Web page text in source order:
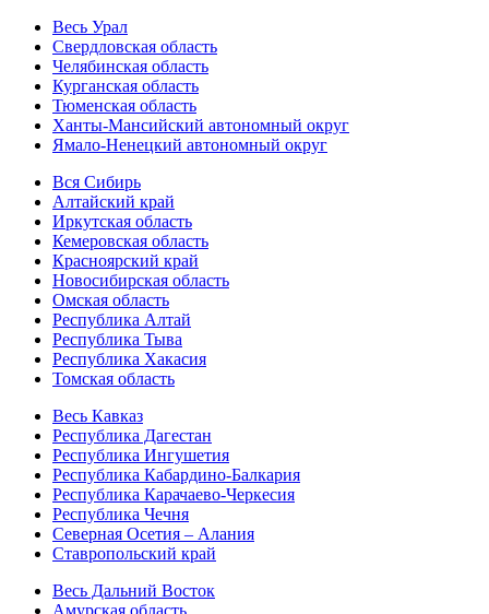
Весь Урал
Свердловская область
Челябинская область
Курганская область
Тюменская область
Ханты-Мансийский автономный округ
Ямало-Ненецкий автономный округ
Вся Сибирь
Алтайский край
Иркутская область
Кемеровская область
Красноярский край
Новосибирская область
Омская область
Республика Алтай
Республика Тыва
Республика Хакасия
Томская область
Весь Кавказ
Республика Дагестан
Республика Ингушетия
Республика Кабардино-Балкария
Республика Карачаево-Черкесия
Республика Чечня
Северная Осетия – Алания
Ставропольский край
Весь Дальний Восток
Амурская область